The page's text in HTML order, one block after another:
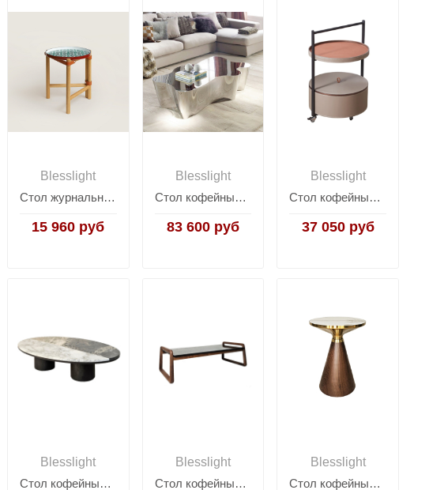
Blesslight
Стол журнальный Les Trotteuses G
15 960 руб
Blesslight
Стол кофейный Sceptre
83 600 руб
Blesslight
Стол кофейный MLL-D65
37 050 руб
Blesslight
Стол кофейный SC121A
Blesslight
Стол кофейный SC119E
Blesslight
Стол кофейный A38C